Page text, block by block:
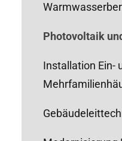
Photovoltaik
Installation Ein-